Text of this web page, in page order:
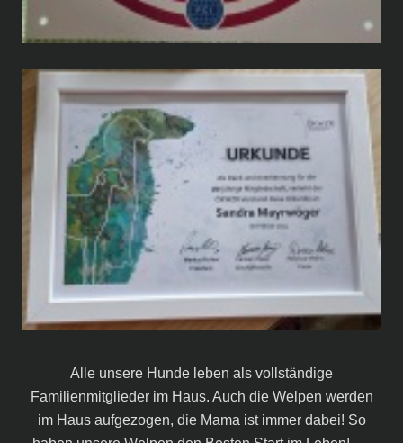
Alle unsere Hunde leben als vollständige
Familienmitglieder im Haus. Auch die Welpen werden
im Haus aufgezogen, die Mama ist immer dabei! So